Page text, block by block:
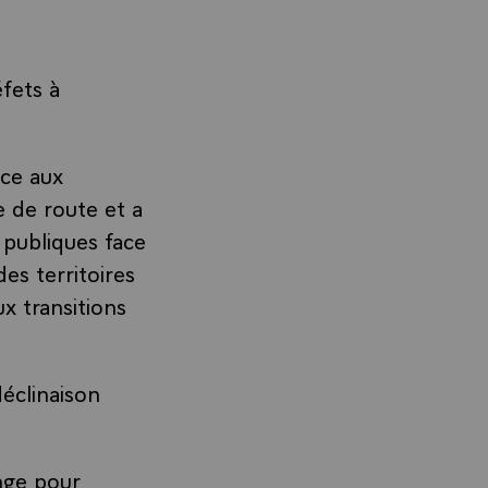
à
aux
de route et a
face
territoires
transitions
pour